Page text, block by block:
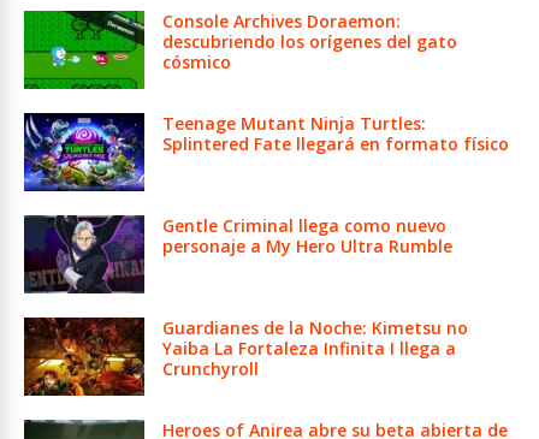
Console Archives Doraemon:
descubriendo los orígenes del gato
cósmico
Teenage Mutant Ninja Turtles:
Splintered Fate llegará en formato físico
Gentle Criminal llega como nuevo
personaje a My Hero Ultra Rumble
Guardianes de la Noche: Kimetsu no
Yaiba La Fortaleza Infinita I llega a
Crunchyroll
Heroes of Anirea abre su beta abierta de